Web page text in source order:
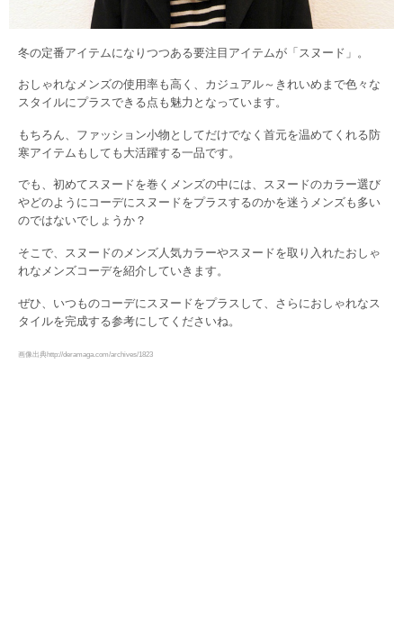
冬の定番アイテムになりつつある要注目アイテムが「スヌード」。
おしゃれなメンズの使用率も高く、カジュアル～きれいめまで色々な
スタイルにプラスできる点も魅力となっています。
もちろん、ファッション小物としてだけでなく首元を温めてくれる防
寒アイテムもしても大活躍する一品です。
でも、初めてスヌードを巻くメンズの中には、スヌードのカラー選び
やどのようにコーデにスヌードをプラスするのかを迷うメンズも多い
のではないでしょうか？
そこで、スヌードのメンズ人気カラーやスヌードを取り入れたおしゃ
れなメンズコーデを紹介していきます。
ぜひ、いつものコーデにスヌードをプラスして、さらにおしゃれなス
タイルを完成する参考にしてくださいね。
画像出典http://deramaga.com/archives/1823